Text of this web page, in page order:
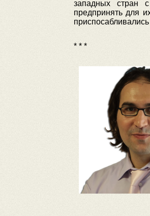
западных стран
предпринять для
* * *